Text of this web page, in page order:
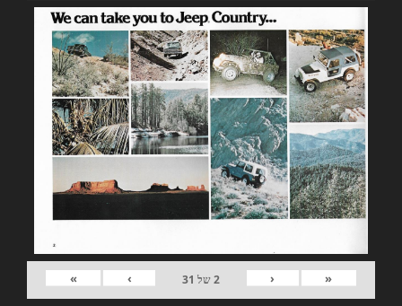
«
‹
2של 31
›
»